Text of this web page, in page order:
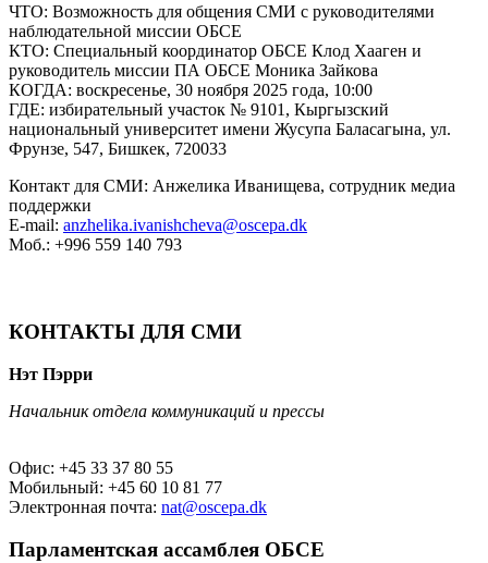
ЧТО: Bозможность для общения СМИ с руководителями
наблюдательной миссии ОБСЕ
КТО: Специальный координатор ОБСЕ Клод Хааген и
руководитель миссии ПА ОБСЕ Моника Зайкова
КОГДА: воскресенье, 30 ноября 2025 года, 10:00
ГДЕ: избирательный участок № 9101, Кыргызский
национальный университет имени Жусупа Баласагына, ул.
Фрунзе, 547, Бишкек, 720033
Контакт для СМИ: Анжелика Иванищева, сотрудник медиа
поддержки
E-mail: anzhelika.ivanishcheva@oscepa.dk
Моб.: +996 559 140 793
КОНТАКТЫ ДЛЯ СМИ
Нэт Пэрри
Начальник отдела коммуникаций и прессы
Офис: +45 33 37 80 55
Мобильный: +45 60 10 81 77
Электронная почта: nat@oscepa.dk
Парламентская ассамблея ОБСЕ